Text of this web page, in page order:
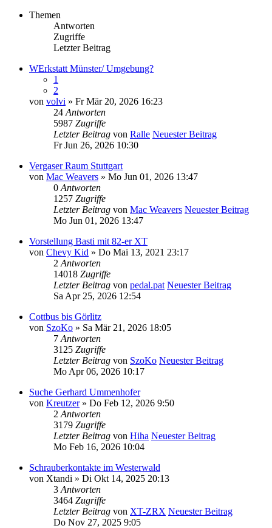
Themen
Antworten
Zugriffe
Letzter Beitrag
WErkstatt Münster/ Umgebung?
1
2
von volvi » Fr Mär 20, 2026 16:23
24 Antworten
5987 Zugriffe
Letzter Beitrag von Ralle Neuester Beitrag
Fr Jun 26, 2026 10:30
Vergaser Raum Stuttgart
von Mac Weavers » Mo Jun 01, 2026 13:47
0 Antworten
1257 Zugriffe
Letzter Beitrag von Mac Weavers Neuester Beitrag
Mo Jun 01, 2026 13:47
Vorstellung Basti mit 82-er XT
von Chevy Kid » Do Mai 13, 2021 23:17
2 Antworten
14018 Zugriffe
Letzter Beitrag von pedal.pat Neuester Beitrag
Sa Apr 25, 2026 12:54
Cottbus bis Görlitz
von SzoKo » Sa Mär 21, 2026 18:05
7 Antworten
3125 Zugriffe
Letzter Beitrag von SzoKo Neuester Beitrag
Mo Apr 06, 2026 10:17
Suche Gerhard Ummenhofer
von Kreutzer» Do Feb 12, 2026 9:50
2 Antworten
3179 Zugriffe
Letzter Beitrag von Hiha Neuester Beitrag
Mo Feb 16, 2026 10:04
Schrauberkontakte im Westerwald
von Xtandi » Di Okt 14, 2025 20:13
3 Antworten
3464 Zugriffe
Letzter Beitrag von XT-ZRX Neuester Beitrag
Do Nov 27, 2025 9:05